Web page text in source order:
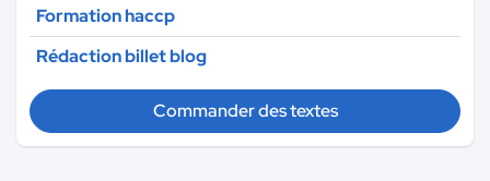
Formation haccp
Rédaction billet blog
Commander des textes